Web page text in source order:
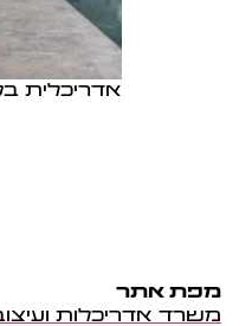
אדריכלית
מפת אתר
משרד אדריכלות ועיצוב